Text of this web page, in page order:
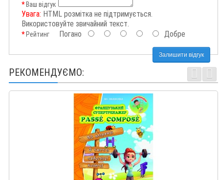
Ваш відгук
Увага: HTML розмітка не підтримується.
Використовуйте звичайний текст.
Рейтинг Погано Добре
Залишити відгук
РЕКОМЕНДУЄМО: